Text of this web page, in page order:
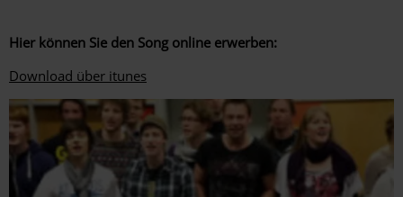
Hier können Sie den Song online erwerben:
Download über itunes